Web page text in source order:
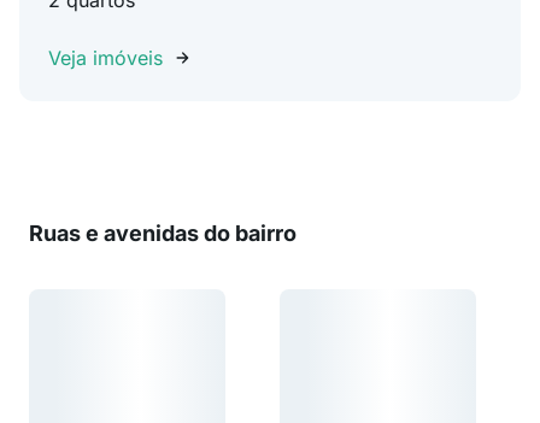
Veja imóveis
Ruas e avenidas do bairro